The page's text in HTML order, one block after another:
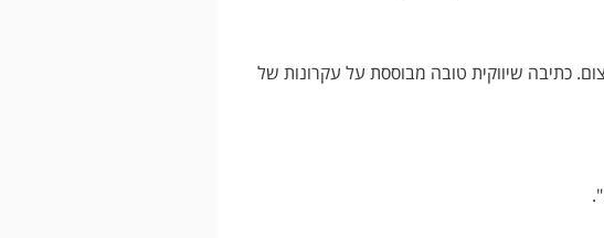
כתיבה שיווקית טובה מבוססת על עקרונות של